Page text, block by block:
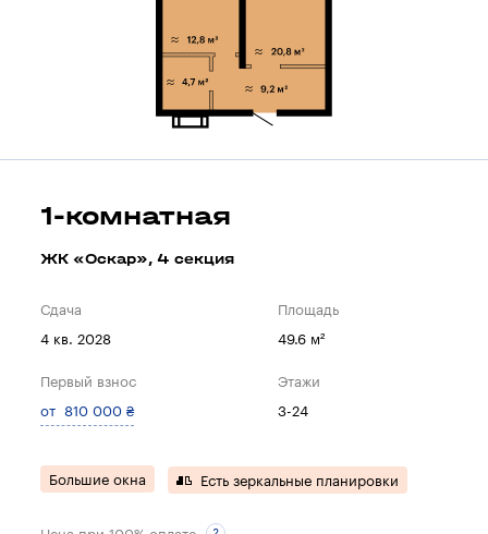
1-комнатная
ЖК «Оскар», 4 секция
Сдача
4 кв. 2028
Площадь
49.6 м²
Первый взнос
от 810 000 ₴
Этажи
3-24
Большие окна Есть зеркальные планировки